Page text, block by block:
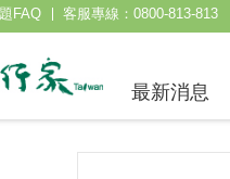
最新消息
FAQ 客服專線：0800-813-813